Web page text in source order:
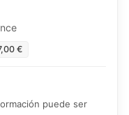
€
puede ser